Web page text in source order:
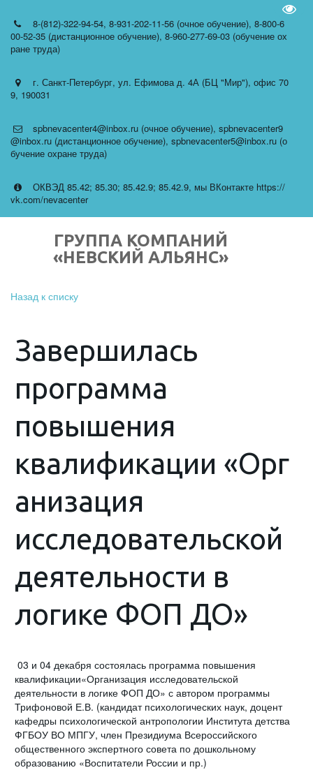
8-(812)-322-94-54, 8-931-202-11-56 (очное обучение), 8-800-6
00-52-35 (дистанционное обучение), 8-960-277-69-03 (обучение ох
ране труда)
г. Санкт-Петербург, ул. Ефимова д. 4А (БЦ "Мир"), офис 70
9, 190031
spbnevacenter4@inbox.ru (очное обучение), spbnevacenter9
@inbox.ru (дистанционное обучение), spbnevacenter5@inbox.ru (о
бучение охране труда)
ОКВЭД 85.42; 85.30; 85.42.9; 85.42.9, мы ВКонтакте https://
vk.com/nevacenter
ГРУППА КОМПАНИЙ
«НЕВСКИЙ АЛЬЯНС»
Назад к списку
Завершилась
программа
повышения
квалификации «Орг
анизация
исследовательской
деятельности в
логике ФОП ДО»
03 и 04 декабря состоялась программа повышения
квалификации«Организация исследовательской
деятельности в логике ФОП ДО» с автором программы
Трифоновой Е.В. (кандидат психологических наук, доцент
кафедры психологической антропологии Института детства
ФГБОУ ВО МПГУ, член Президиума Всероссийского
общественного экспертного совета по дошкольному
образованию «Воспитатели России и пр.)